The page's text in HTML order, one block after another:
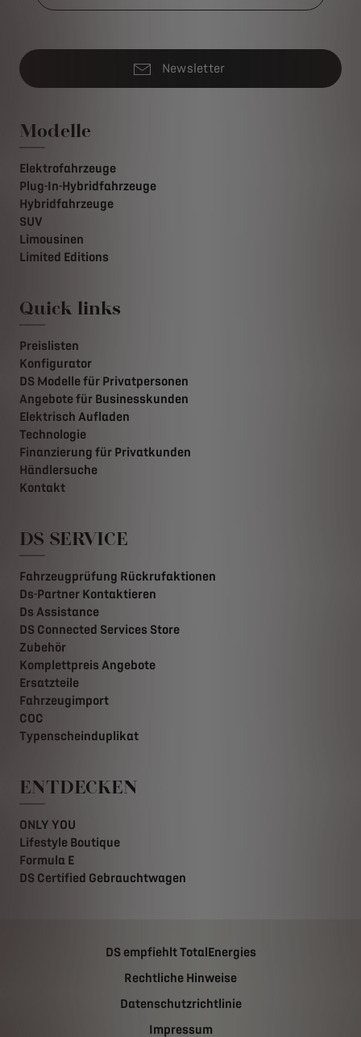
Newsletter
Modelle
Elektrofahrzeuge
Plug-In-Hybridfahrzeuge
Hybridfahrzeuge
SUV
Limousinen
Limited Editions
Quick links
Preislisten
Konfigurator
DS Modelle für Privatpersonen
Angebote für Businesskunden
Elektrisch Aufladen
Technologie
Finanzierung für Privatkunden
Händlersuche
Kontakt
DS SERVICE
Fahrzeugprüfung Rückrufaktionen
Ds-Partner Kontaktieren
Ds Assistance
DS Connected Services Store
Zubehör
Komplettpreis Angebote
Ersatzteile
Fahrzeugimport
COC
Typenscheinduplikat
ENTDECKEN
ONLY YOU
Lifestyle Boutique
Formula E
DS Certified Gebrauchtwagen
DS empfiehlt TotalEnergies
Rechtliche Hinweise
Datenschutzrichtlinie
Impressum